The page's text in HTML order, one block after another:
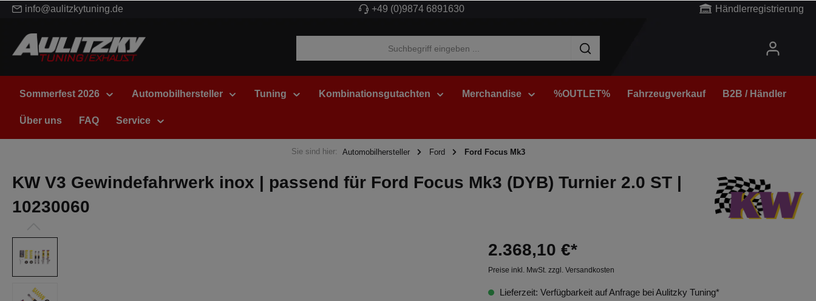
info@aulitzkytuning.de +49 (0)9874 6891630 Händlerregistrierung
Sommerfest 2026 Automobilhersteller Tuning Kombinationsgutachten Merchandise %OUTLET% Fahrzeugverkauf B2B / Händler
Über uns FAQ Service
Sie sind hier: Automobilhersteller Ford Ford Focus Mk3
KW V3 Gewindefahrwerk inox | passend für Ford Focus Mk3 (DYB) Turnier 2.0 ST |
10230060
2.368,10 €*
Preise inkl. MwSt. zzgl. Versandkosten
Lieferzeit: Verfügbarkeit auf Anfrage bei Aulitzky Tuning*